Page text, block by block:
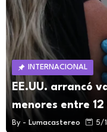
INTERNACIONAL
EE.UU. arrancó
menores entre 12
By - Lumacastereo 5/